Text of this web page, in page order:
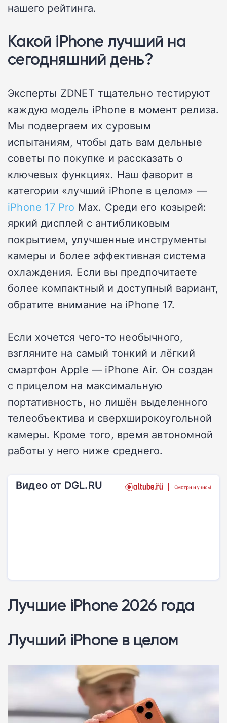
нашего рейтинга.
Какой iPhone лучший на
сегодняшний день?
Эксперты ZDNET тщательно тестируют
каждую модель iPhone в момент релиза.
Мы подвергаем их суровым
испытаниям, чтобы дать вам дельные
советы по покупке и рассказать о
ключевых функциях. Наш фаворит в
категории «лучший iPhone в целом» —
iPhone 17 Pro Max. Среди его козырей:
яркий дисплей с антибликовым
покрытием, улучшенные инструменты
камеры и более эффективная система
охлаждения. Если вы предпочитаете
более компактный и доступный вариант,
обратите внимание на iPhone 17.
Если хочется чего-то необычного,
взгляните на самый тонкий и лёгкий
смартфон Apple — iPhone Air. Он создан
с прицелом на максимальную
портативность, но лишён выделенного
телеобъектива и сверхширокоугольной
камеры. Кроме того, время автономной
работы у него ниже среднего.
Видео от DGL.RU
Лучшие iPhone 2026 года
Лучший iPhone в целом